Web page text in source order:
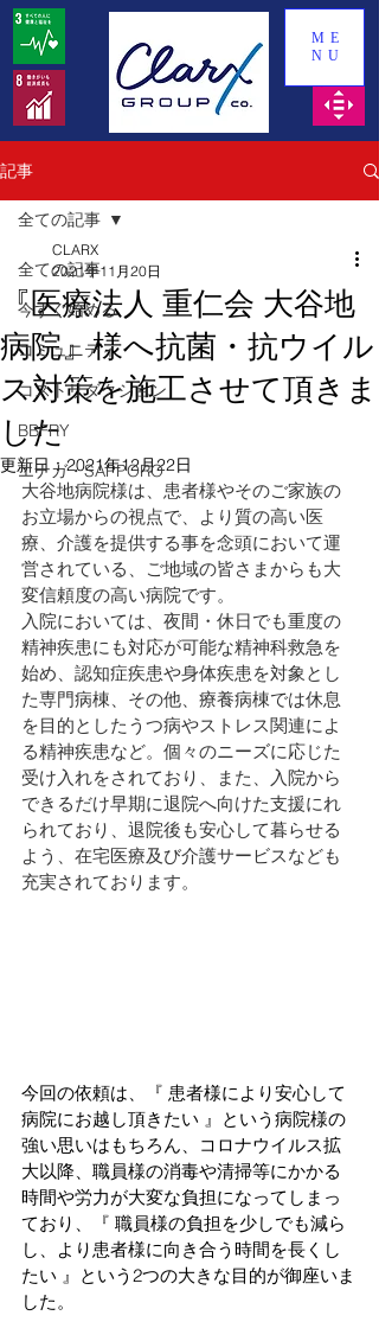
ME
NU
記事
全ての記事
今すぐ始める
コミュニティ
コストリダクション
BBFRY
エナガ・SAPPORO
全ての記事
『医療法人 重仁会 大谷地
病院』様へ抗菌・抗ウイル
ス対策を施工させて頂きま
した
CLARX
2021年11月20日
更新日：2021年12月22日
大谷地病院様は、患者様やそのご家族の
お立場からの視点で、より質の高い医
療、介護を提供する事を念頭において運
営されている、ご地域の皆さまからも大
変信頼度の高い病院です。
入院においては、夜間・休日でも重度の
精神疾患にも対応が可能な精神科救急を
始め、認知症疾患や身体疾患を対象とし
た専門病棟、その他、療養病棟では休息
を目的としたうつ病やストレス関連によ
る精神疾患など。個々のニーズに応じた
受け入れをされており、また、入院から
できるだけ早期に退院へ向けた支援にれ
られており、退院後も安心して暮らせる
よう、在宅医療及び介護サービスなども
充実されております。
今回の依頼は、『 患者様により安心して
病院にお越し頂きたい 』という病院様の
強い思いはもちろん、コロナウイルス拡
大以降、職員様の消毒や清掃等にかかる
時間や労力が大変な負担になってしまっ
ており、『 職員様の負担を少しでも減ら
し、より患者様に向き合う時間を長くし
たい 』という2つの大きな目的が御座いま
した。